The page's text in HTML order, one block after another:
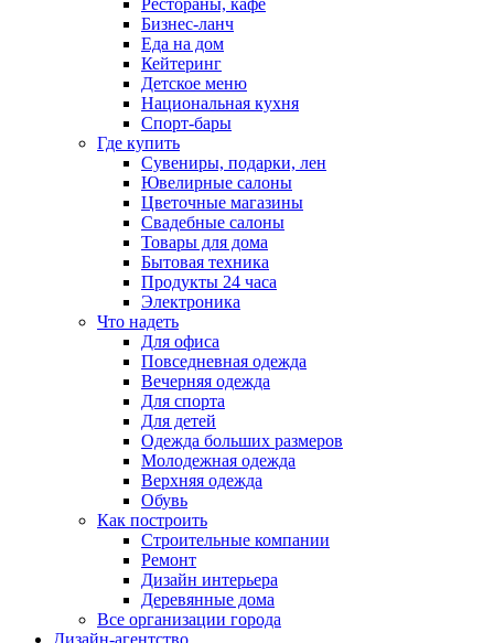
Бизнес-ланч
Еда на дом
Кейтеринг
Детское меню
Национальная кухня
Спорт-бары
Где купить
Сувениры, подарки, лен
Ювелирные салоны
Цветочные магазины
Свадебные салоны
Товары для дома
Бытовая техника
Продукты 24 часа
Электроника
Что надеть
Для офиса
Повседневная одежда
Вечерняя одежда
Для спорта
Для детей
Одежда больших размеров
Молодежная одежда
Верхняя одежда
Обувь
Как построить
Строительные компании
Ремонт
Дизайн интерьера
Деревянные дома
Все организации города
Дизайн-агентство